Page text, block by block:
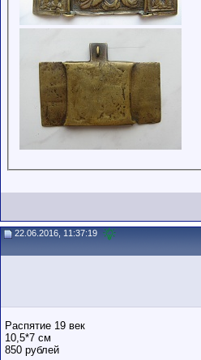
22.06.2016, 11:37:19
Распятие 19 век
10,5*7 см
850 рублей